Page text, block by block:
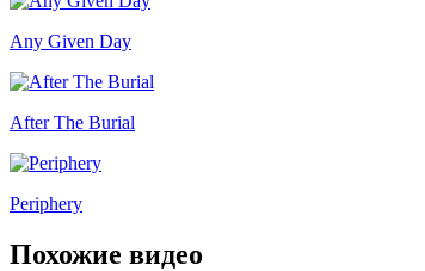
Any Given Day
After The Burial
Periphery
Похожие видео